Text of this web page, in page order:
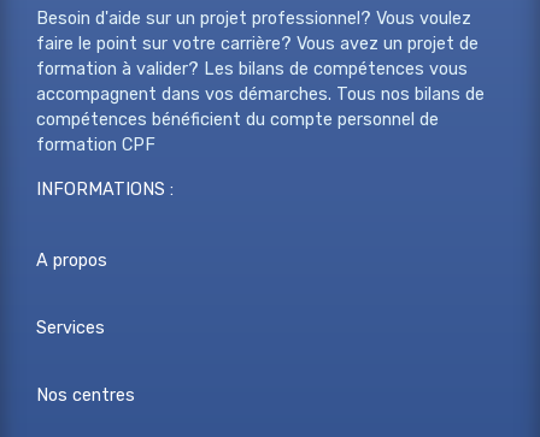
Besoin d'aide sur un projet professionnel? Vous voulez
faire le point sur votre carrière? Vous avez un projet de
formation à valider? Les bilans de compétences vous
accompagnent dans vos démarches. Tous nos bilans de
compétences bénéficient du compte personnel de
formation CPF
INFORMATIONS :
A propos
Services
Nos centres